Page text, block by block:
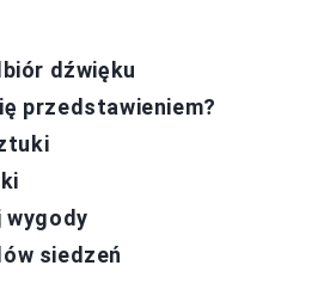
dźwięku
przedstawieniem?
wygody
siedzeń